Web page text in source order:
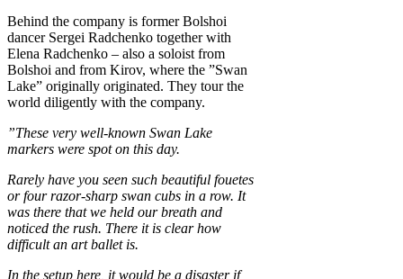
Behind the company is former Bolshoi
dancer Sergei Radchenko together with
Elena Radchenko – also a soloist from
Bolshoi and from Kirov, where the ”Swan
Lake” originally originated. They tour the
world diligently with the company.
”These very well-known Swan Lake
markers were spot on this day.
Rarely have you seen such beautiful fouetes
or four razor-sharp swan cubs in a row. It
was there that we held our breath and
noticed the rush. There it is clear how
difficult an art ballet is.
In the setup here, it would be a disaster if